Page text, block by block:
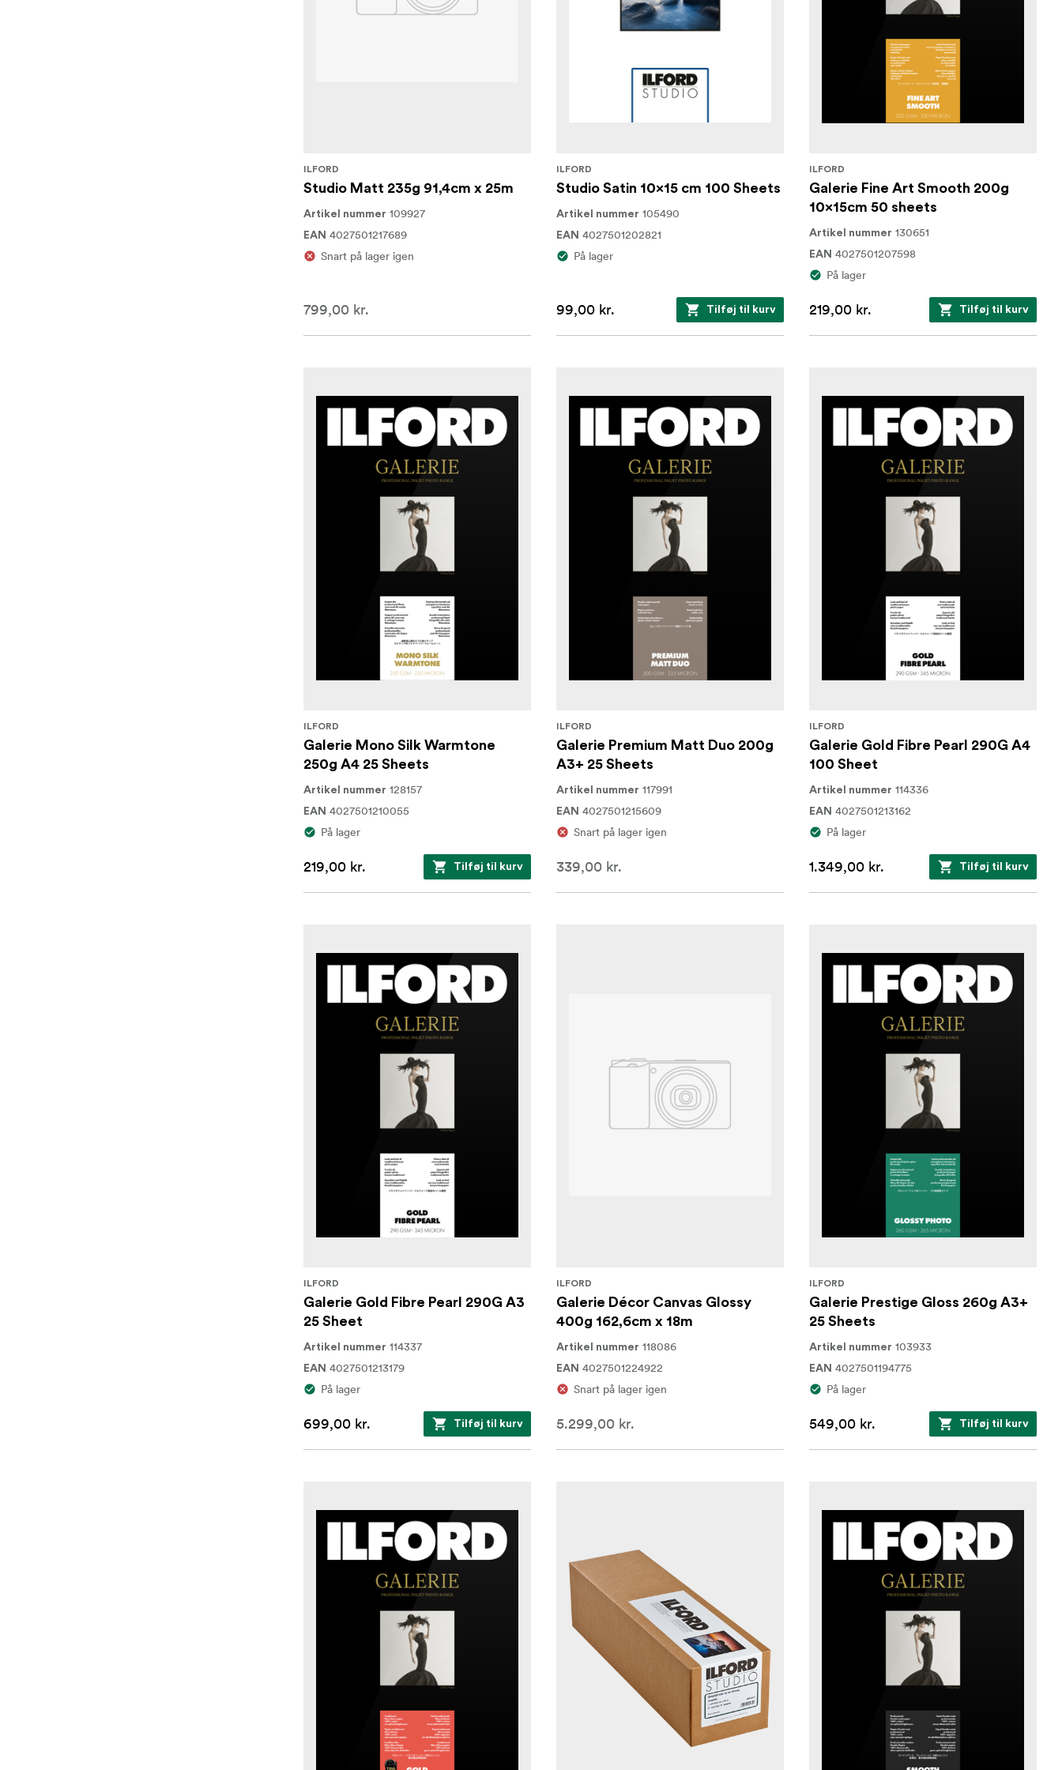
ILFORD
Studio Matt 235g 91,4cm x 25m
Artikel nummer 109927
EAN 4027501217689
Snart på lager igen
799,00 kr.
ILFORD
Studio Satin 10x15 cm 100 Sheets
Artikel nummer 105490
EAN 4027501202821
På lager
99,00 kr. Tilføj til kurv
ILFORD
Galerie Fine Art Smooth 200g
10x15cm 50 sheets
Artikel nummer 130651
EAN 4027501207598
På lager
219,00 kr. Tilføj til kurv
ILFORD
Galerie Mono Silk Warmtone
250g A4 25 Sheets
Artikel nummer 128157
EAN 4027501210055
På lager
219,00 kr. Tilføj til kurv
ILFORD
Galerie Premium Matt Duo 200g
A3+ 25 Sheets
Artikel nummer 117991
EAN 4027501215609
Snart på lager igen
339,00 kr.
ILFORD
Galerie Gold Fibre Pearl 290G A4
100 Sheet
Artikel nummer 114336
EAN 4027501213162
På lager
1.349,00 kr. Tilføj til kurv
ILFORD
Galerie Gold Fibre Pearl 290G A3
25 Sheet
Artikel nummer 114337
EAN 4027501213179
På lager
699,00 kr. Tilføj til kurv
ILFORD
Galerie Décor Canvas Glossy
400g 162,6cm x 18m
Artikel nummer 118086
EAN 4027501224922
Snart på lager igen
5.299,00 kr.
ILFORD
Galerie Prestige Gloss 260g A3+
25 Sheets
Artikel nummer 103933
EAN 4027501194775
På lager
549,00 kr. Tilføj til kurv